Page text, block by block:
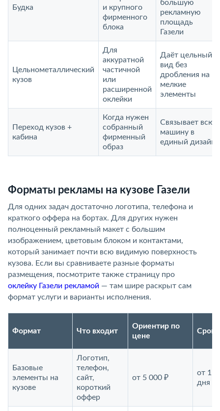
Будка
и крупного
фирменного
блока
большую
рекламную
площадь
Газели
Цельнометаллический
кузов
Для
аккуратной
частичной
или
расширенной
оклейки
Даёт цельный
вид без
дробления на
мелкие
элементы
Переход кузов +
кабина
Когда нужен
собранный
фирменный
образ
Связывает всю
машину в
единый дизайн
Форматы рекламы на кузове Газели
Для одних задач достаточно логотипа, телефона и
краткого оффера на бортах. Для других нужен
полноценный рекламный макет с большим
изображением, цветовым блоком и контактами,
который занимает почти всю видимую поверхность
кузова. Если вы сравниваете разные форматы
размещения, посмотрите также страницу про
оклейку Газели рекламой — там шире раскрыт сам
формат услуги и варианты исполнения.
Формат Что входит
Ориентир по
цене
Срок
Базовые
элементы на
кузове
Логотип,
телефон,
сайт,
короткий
оффер
от 5 000 ₽
от 1
дня